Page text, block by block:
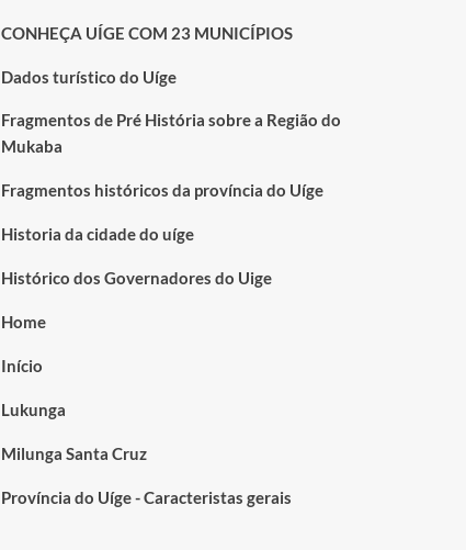
CONHEÇA UÍGE COM 23 MUNICÍPIOS
Dados turístico do Uíge
Fragmentos de Pré História sobre a Região do
Mukaba
Fragmentos históricos da província do Uíge
Historia da cidade do uíge
Histórico dos Governadores do Uige
Home
Início
Lukunga
Milunga Santa Cruz
Província do Uíge - Caracteristas gerais